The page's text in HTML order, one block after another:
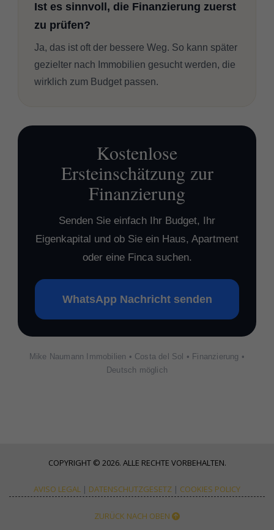
Ist es sinnvoll, die Finanzierung zuerst
zu prüfen?
Ja, das ist oft der bessere Weg. So kann später
gezielter nach Immobilien gesucht werden, die
wirklich zum Budget passen.
Kostenlose
Ersteinschätzung zur
Finanzierung
Senden Sie einfach Ihr Budget, Ihr
Eigenkapital und ob Sie ein Haus, Apartment
oder eine Finca suchen.
WhatsApp Nachricht senden
Mike Naumann Immobilien • Costa del Sol • Finanzierung •
Deutsch möglich
COPYRIGHT © 2026. ALLE RECHTE VORBEHALTEN.
AVISO LEGAL | DATENSCHUTZGESETZ | COOKIES POLICY
ZURÜCK NACH OBEN